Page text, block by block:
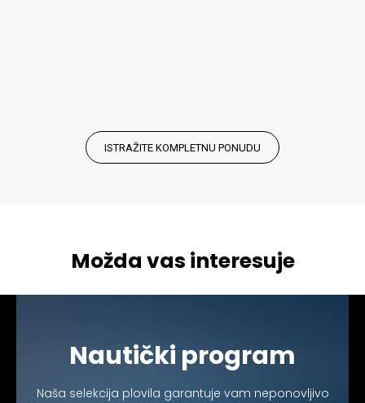
ISTRAŽITE KOMPLETNU PONUDU
Možda vas interesuje
Nautički program
Naša selekcija plovila garantuje vam neponovljivo